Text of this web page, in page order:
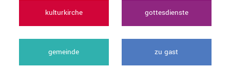
kulturkirche gottesdienste
gemeinde zu gast